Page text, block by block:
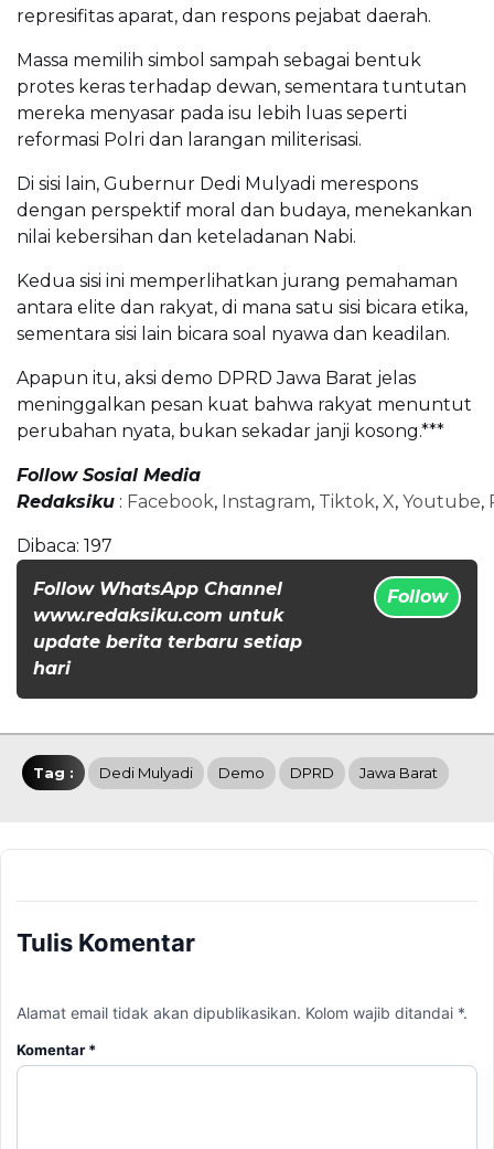
represifitas aparat, dan respons pejabat daerah.
Massa memilih simbol sampah sebagai bentuk
protes keras terhadap dewan, sementara tuntutan
mereka menyasar pada isu lebih luas seperti
reformasi Polri dan larangan militerisasi.
Di sisi lain, Gubernur Dedi Mulyadi merespons
dengan perspektif moral dan budaya, menekankan
nilai kebersihan dan keteladanan Nabi.
Kedua sisi ini memperlihatkan jurang pemahaman
antara elite dan rakyat, di mana satu sisi bicara etika,
sementara sisi lain bicara soal nyawa dan keadilan.
Apapun itu, aksi demo DPRD Jawa Barat jelas
meninggalkan pesan kuat bahwa rakyat menuntut
perubahan nyata, bukan sekadar janji kosong.***
Follow Sosial Media
Redaksiku : Facebook, Instagram, Tiktok, X, Youtube,
Dibaca: 197
Follow WhatsApp Channel
www.redaksiku.com untuk
update berita terbaru setiap
hari
Follow
Tag : Dedi Mulyadi Demo DPRD Jawa Barat
Tulis Komentar